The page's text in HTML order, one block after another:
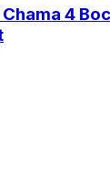
4